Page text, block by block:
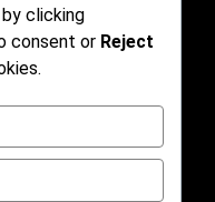
clicking
consent or Reject